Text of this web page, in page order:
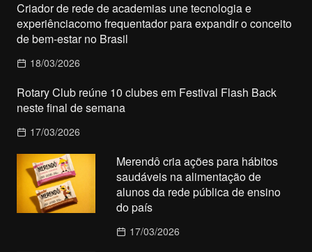
Criador de rede de academias une tecnologia e
experiênciacomo frequentador para expandir o conceito
de bem-estar no Brasil
18/03/2026
Rotary Club reúne 10 clubes em Festival Flash Back
neste final de semana
17/03/2026
Merendô cria ações para hábitos
saudáveis na alimentação de
alunos da rede pública de ensino
do país
17/03/2026